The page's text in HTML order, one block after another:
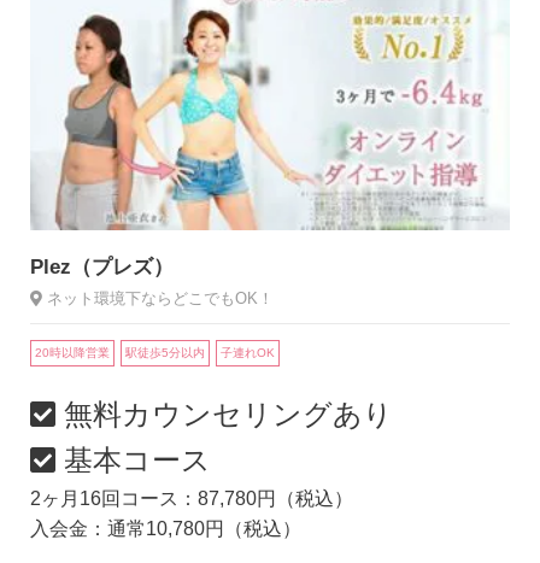
Plez（プレズ）
ネット環境下ならどこでもOK！
20時以降営業 駅徒歩5分以内 子連れOK
無料カウンセリングあり
基本コース
2ヶ月16回コース：87,780円（税込）
入会金：通常10,780円（税込）